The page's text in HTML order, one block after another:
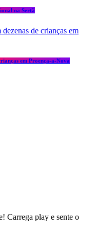
na Sertã
em Proença-a-Nova
Carrega play e sente o